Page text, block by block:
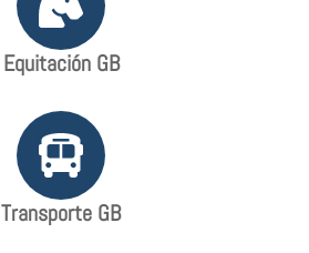
Equitación GB
Transporte GB